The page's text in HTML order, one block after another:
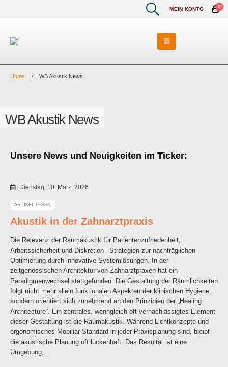
MEIN KONTO 0
Home WB Akustik News
WB Akustik News
Unsere News und Neuigkeiten im Ticker:
Dienstag, 10. März, 2026
ARTIKEL LESEN
Akustik in der Zahnarztpraxis
Die Relevanz der Raumakustik für Patientenzufriedenheit,
Arbeitssicherheit und Diskretion –Strategien zur nachträglichen
Optimierung durch innovative Systemlösungen. In der
zeitgenössischen Architektur von Zahnarztpraxen hat ein
Paradigmenwechsel stattgefunden. Die Gestaltung der Räumlichkeiten
folgt nicht mehr allein funktionalen Aspekten der klinischen Hygiene,
sondern orientiert sich zunehmend an den Prinzipien der „Healing
Architecture“. Ein zentrales, wenngleich oft vernachlässigtes Element
dieser Gestaltung ist die Raumakustik. Während Lichtkonzepte und
ergonomisches Mobiliar Standard in jeder Praxisplanung sind, bleibt
die akustische Planung oft lückenhaft. Das Resultat ist eine
Umgebung,...